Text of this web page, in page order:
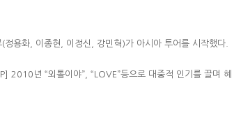
용화, 이종현, 이정신, 강민혁)가 아시아 투어를 시작했다.
2010년 “외톨이야”, “LOVE”등으로 대중적 인기를 끌며 혜